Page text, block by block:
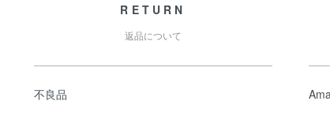
RETURN
返品について
不良品